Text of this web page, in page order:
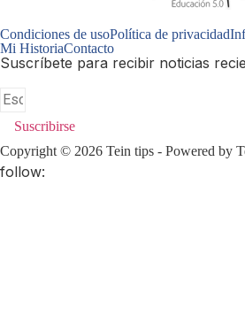
Condiciones de usoPolítica de privacidad
Mi HistoriaContacto
Suscríbete para recibir noticias
Suscribirse
Copyright © 2026 Tein tips - Powered by
follow: